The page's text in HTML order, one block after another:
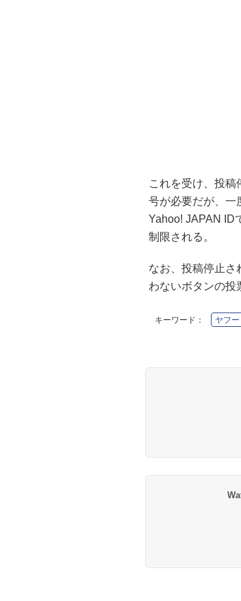
これを受け、投稿
号が必要だが、一
Yahoo! JAPAN ID
制限される。
なお、投稿停止さ
わないボタンの投
キーワード： ヤフー